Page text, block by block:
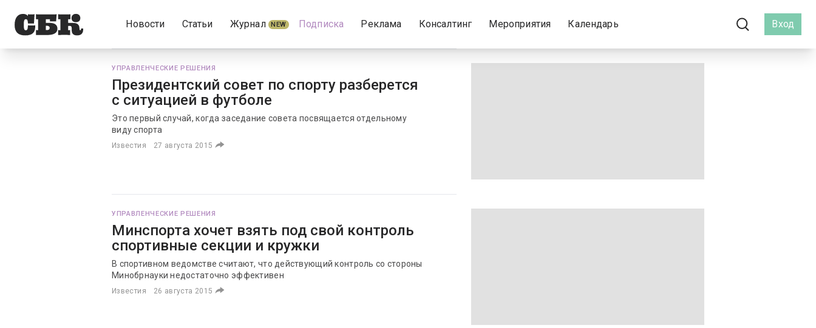
Новости Статьи Журнал NEW Подписка Реклама Консалтинг Мероприятия Календарь Вход
УПРАВЛЕНЧЕСКИЕ РЕШЕНИЯ
Президентский совет по спорту разберется
с ситуацией в футболе
Это первый случай, когда заседание совета посвящается отдельному
виду спорта
Известия 27 августа 2015
УПРАВЛЕНЧЕСКИЕ РЕШЕНИЯ
Минспорта хочет взять под свой контроль
спортивные секции и кружки
В спортивном ведомстве считают, что действующий контроль со стороны
Минобрнауки недостаточно эффективен
Известия 26 августа 2015